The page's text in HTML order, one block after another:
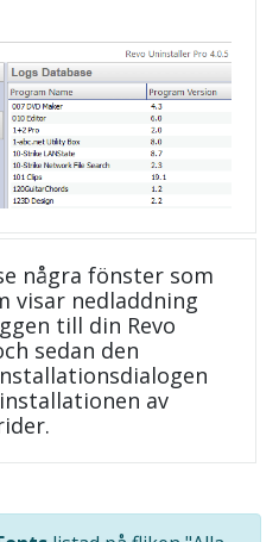
några fönster som
visar nedladdning
till din Revo
sedan den
av